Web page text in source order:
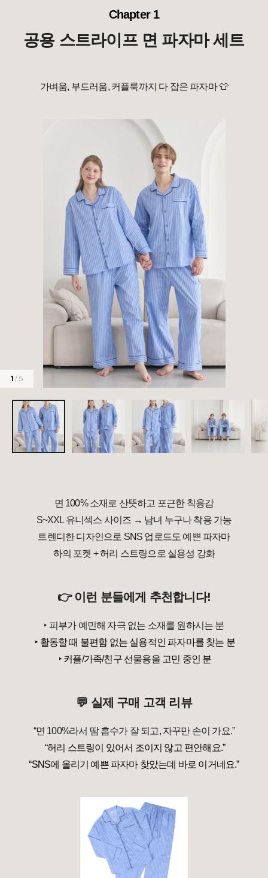
Chapter 1
공용 스트라이프 면 파자마 세트
가벼움, 부드러움, 커플룩까지 다 잡은 파자마👕
1 / 5
면 100% 소재로 산뜻하고 포근한 착용감
S~XXL 유니섹스 사이즈 → 남녀 누구나 착용 가능
트렌디한 디자인으로 SNS 업로드도 예쁜 파자마
하의 포켓 + 허리 스트링으로 실용성 강화
👉 이런 분들에게 추천합니다!
‣ 피부가 예민해 자극 없는 소재를 원하시는 분
‣ 활동할 때 불편함 없는 실용적인 파자마를 찾는 분
‣ 커플/가족/친구 선물용을 고민 중인 분
💬 실제 구매 고객 리뷰
“면 100%라서 땀 흡수가 잘 되고, 자꾸만 손이 가요.”
“허리 스트링이 있어서 조이지 않고 편안해요.”
“SNS에 올리기 예쁜 파자마 찾았는데 바로 이거네요.”